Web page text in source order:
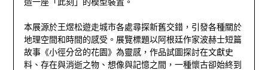
本展源於王煜松遊走城市各處尋探新舊交錯，引發各種關於
地理空間和時間的感受。展覽標題以阿根廷作家波赫士短篇
故事《小徑分岔的花園》為靈感，作品試圖探討在文獻史
料、存在與消逝之物、想像與記憶之間，一種懷古卻始終到